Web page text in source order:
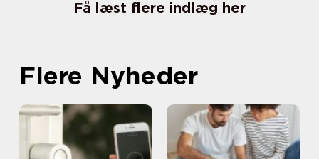
Få læst flere indlæg her
Flere Nyheder